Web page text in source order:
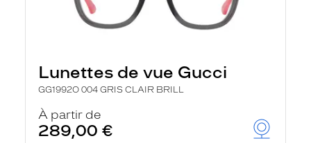
Lunettes de vue Gucci
GG1992O 004 GRIS CLAIR BRILL
À partir de
289,00 €